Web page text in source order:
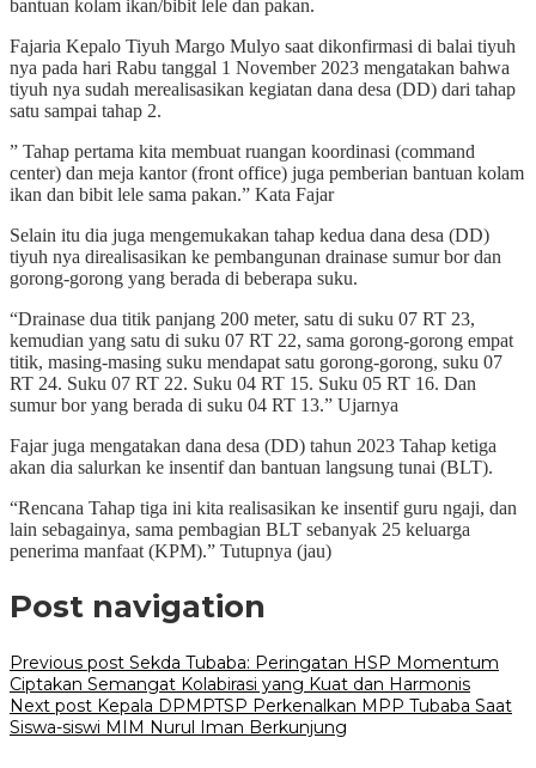
bantuan kolam ikan/bibit lele dan pakan.
Fajaria Kepalo Tiyuh Margo Mulyo saat dikonfirmasi di balai tiyuh
nya pada hari Rabu tanggal 1 November 2023 mengatakan bahwa
tiyuh nya sudah merealisasikan kegiatan dana desa (DD) dari tahap
satu sampai tahap 2.
” Tahap pertama kita membuat ruangan koordinasi (command
center) dan meja kantor (front office) juga pemberian bantuan kolam
ikan dan bibit lele sama pakan.” Kata Fajar
Selain itu dia juga mengemukakan tahap kedua dana desa (DD)
tiyuh nya direalisasikan ke pembangunan drainase sumur bor dan
gorong-gorong yang berada di beberapa suku.
“Drainase dua titik panjang 200 meter, satu di suku 07 RT 23,
kemudian yang satu di suku 07 RT 22, sama gorong-gorong empat
titik, masing-masing suku mendapat satu gorong-gorong, suku 07
RT 24. Suku 07 RT 22. Suku 04 RT 15. Suku 05 RT 16. Dan
sumur bor yang berada di suku 04 RT 13.” Ujarnya
Fajar juga mengatakan dana desa (DD) tahun 2023 Tahap ketiga
akan dia salurkan ke insentif dan bantuan langsung tunai (BLT).
“Rencana Tahap tiga ini kita realisasikan ke insentif guru ngaji, dan
lain sebagainya, sama pembagian BLT sebanyak 25 keluarga
penerima manfaat (KPM).” Tutupnya (jau)
Post navigation
Previous post Sekda Tubaba: Peringatan HSP Momentum
Ciptakan Semangat Kolabirasi yang Kuat dan Harmonis
Next post Kepala DPMPTSP Perkenalkan MPP Tubaba Saat
Siswa-siswi MIM Nurul Iman Berkunjung